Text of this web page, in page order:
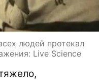
людей протекал
Live Science